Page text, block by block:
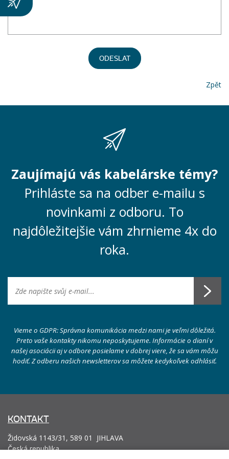
ODESLAT
Zpět
Zaujímajú vás kabelárske témy?
Prihláste sa na odber e-mailu s
novinkami z odboru. To
najdôležitejšie vám zhrnieme 4x do
roka.
Vieme o GDPR: Správna komunikácia medzi nami je veľmi dôležitá.
Preto vaše kontakty nikomu neposkytujeme. Informácie o dianí v
našej asociácii aj v odbore posielame v dobrej viere, že sa vám môžu
hodiť. Z odberu našich newsletterov sa môžete kedykoľvek odhlásiť.
KONTAKT
Židovská 1143/31, 589 01 JIHLAVA
Česká republika